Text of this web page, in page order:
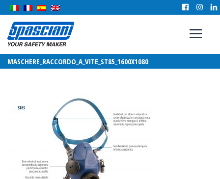
MASCHERE_RACCORDO_A_VITE_ST85_1600X1080